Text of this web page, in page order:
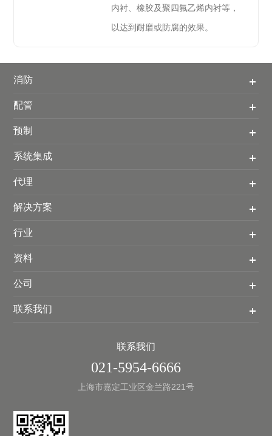
内衬、橡胶及聚四氟乙烯内衬等，
以达到耐磨或防腐的效果。
消防
配管
预制
系统集成
代理
解决方案
行业
资料
公司
联系我们
联系我们
021-5954-6666
上海市嘉定工业区金兰路221号